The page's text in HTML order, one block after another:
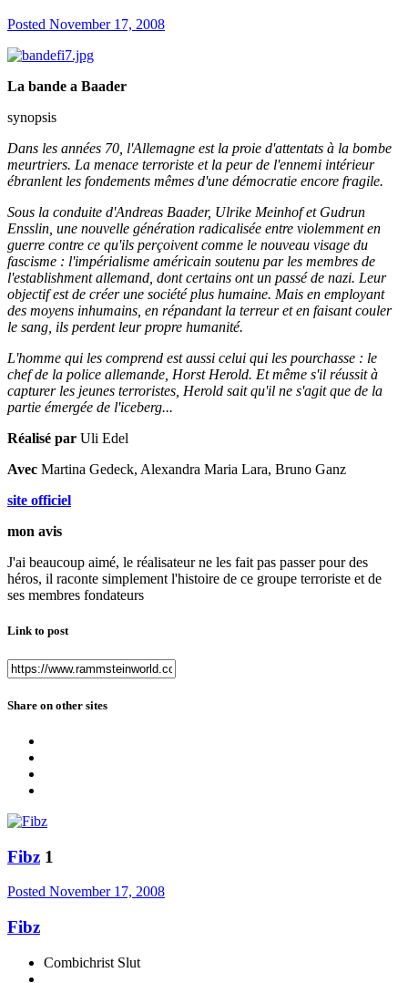
Posted November 17, 2008
La bande a Baader
synopsis
Dans les années 70, l'Allemagne est la proie d'attentats à la bombe
meurtriers. La menace terroriste et la peur de l'ennemi intérieur
ébranlent les fondements mêmes d'une démocratie encore fragile.
Sous la conduite d'Andreas Baader, Ulrike Meinhof et Gudrun
Ensslin, une nouvelle génération radicalisée entre violemment en
guerre contre ce qu'ils perçoivent comme le nouveau visage du
fascisme : l'impérialisme américain soutenu par les membres de
l'establishment allemand, dont certains ont un passé de nazi. Leur
objectif est de créer une société plus humaine. Mais en employant
des moyens inhumains, en répandant la terreur et en faisant couler
le sang, ils perdent leur propre humanité.
L'homme qui les comprend est aussi celui qui les pourchasse : le
chef de la police allemande, Horst Herold. Et même s'il réussit à
capturer les jeunes terroristes, Herold sait qu'il ne s'agit que de la
partie émergée de l'iceberg...
Réalisé par Uli Edel
Avec Martina Gedeck, Alexandra Maria Lara, Bruno Ganz
site officiel
mon avis
J'ai beaucoup aimé, le réalisateur ne les fait pas passer pour des
héros, il raconte simplement l'histoire de ce groupe terroriste et de
ses membres fondateurs
Link to post
Share on other sites
Fibz 1
Posted November 17, 2008
Fibz
Combichrist Slut